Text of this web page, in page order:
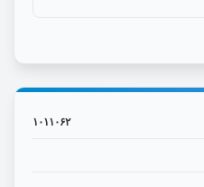
۱۰۱۱۰۶۲